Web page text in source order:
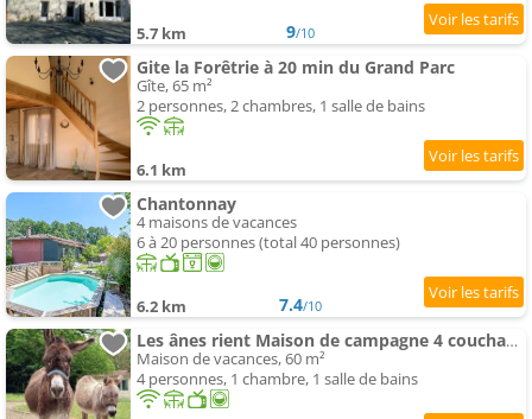
5.7 km 9/10
Gite la Forêtrie à 20 min du Grand Parc
Gîte, 65 m²
2 personnes, 2 chambres, 1 salle de bains
6.1 km
Chantonnay
4 maisons de vacances
6 à 20 personnes (total 40 personnes)
6.2 km 7.4/10
Les ânes rient Maison de campagne 4 couchages max
Maison de vacances, 60 m²
4 personnes, 1 chambre, 1 salle de bains